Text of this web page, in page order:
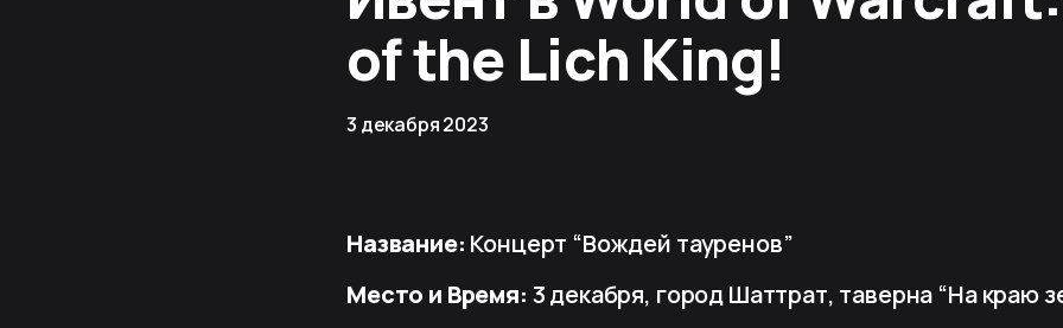
of the Lich King!
3 декабря 2023
Название: Концерт “Вождей тауренов”
Место и Время: 3 декабря, город Шаттрат, таверна “На краю